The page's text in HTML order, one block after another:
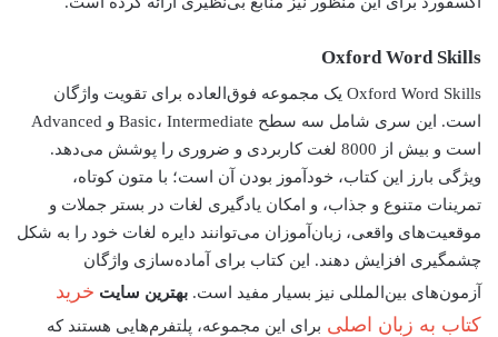
Oxford Word Skills
Oxford Word Skills یک مجموعه فوق‌العاده برای تقویت واژگان
است. این سری شامل سه سطح Basic، Intermediate و Advanced
است و بیش از 8000 لغت کاربردی و ضروری را پوشش می‌دهد.
ویژگی بارز این کتاب، خودآموز بودن آن است؛ با متون کوتاه،
تمرینات متنوع و جذاب، و امکان یادگیری لغات در بستر جملات و
موقعیت‌های واقعی، زبان‌آموزان می‌توانند دایره لغات خود را به شکل
چشمگیری افزایش دهند. این کتاب برای آماده‌سازی واژگان
آزمون‌های بین‌المللی نیز بسیار مفید است. بهترین سایت خرید
کتاب به زبان اصلی برای این مجموعه، پلتفرم‌هایی هستند که